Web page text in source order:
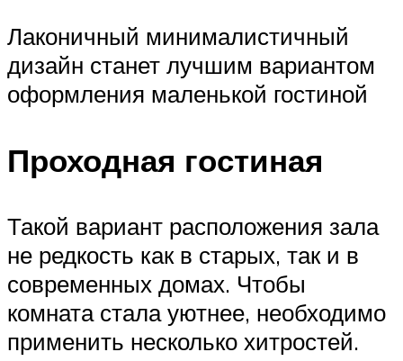
Лаконичный минималистичный
дизайн станет лучшим вариантом
оформления маленькой гостиной
Проходная гостиная
Такой вариант расположения зала
не редкость как в старых, так и в
современных домах. Чтобы
комната стала уютнее, необходимо
применить несколько хитростей.